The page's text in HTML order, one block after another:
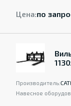
Цена:по
Производитель:
Навесное